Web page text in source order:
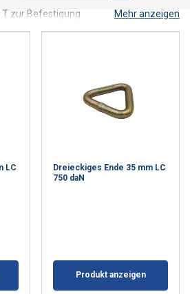
T zur Befestigung. Mehr anzeigen
LC
Dreieckiges Ende 35 mm LC
750 daN
Produkt anzeigen